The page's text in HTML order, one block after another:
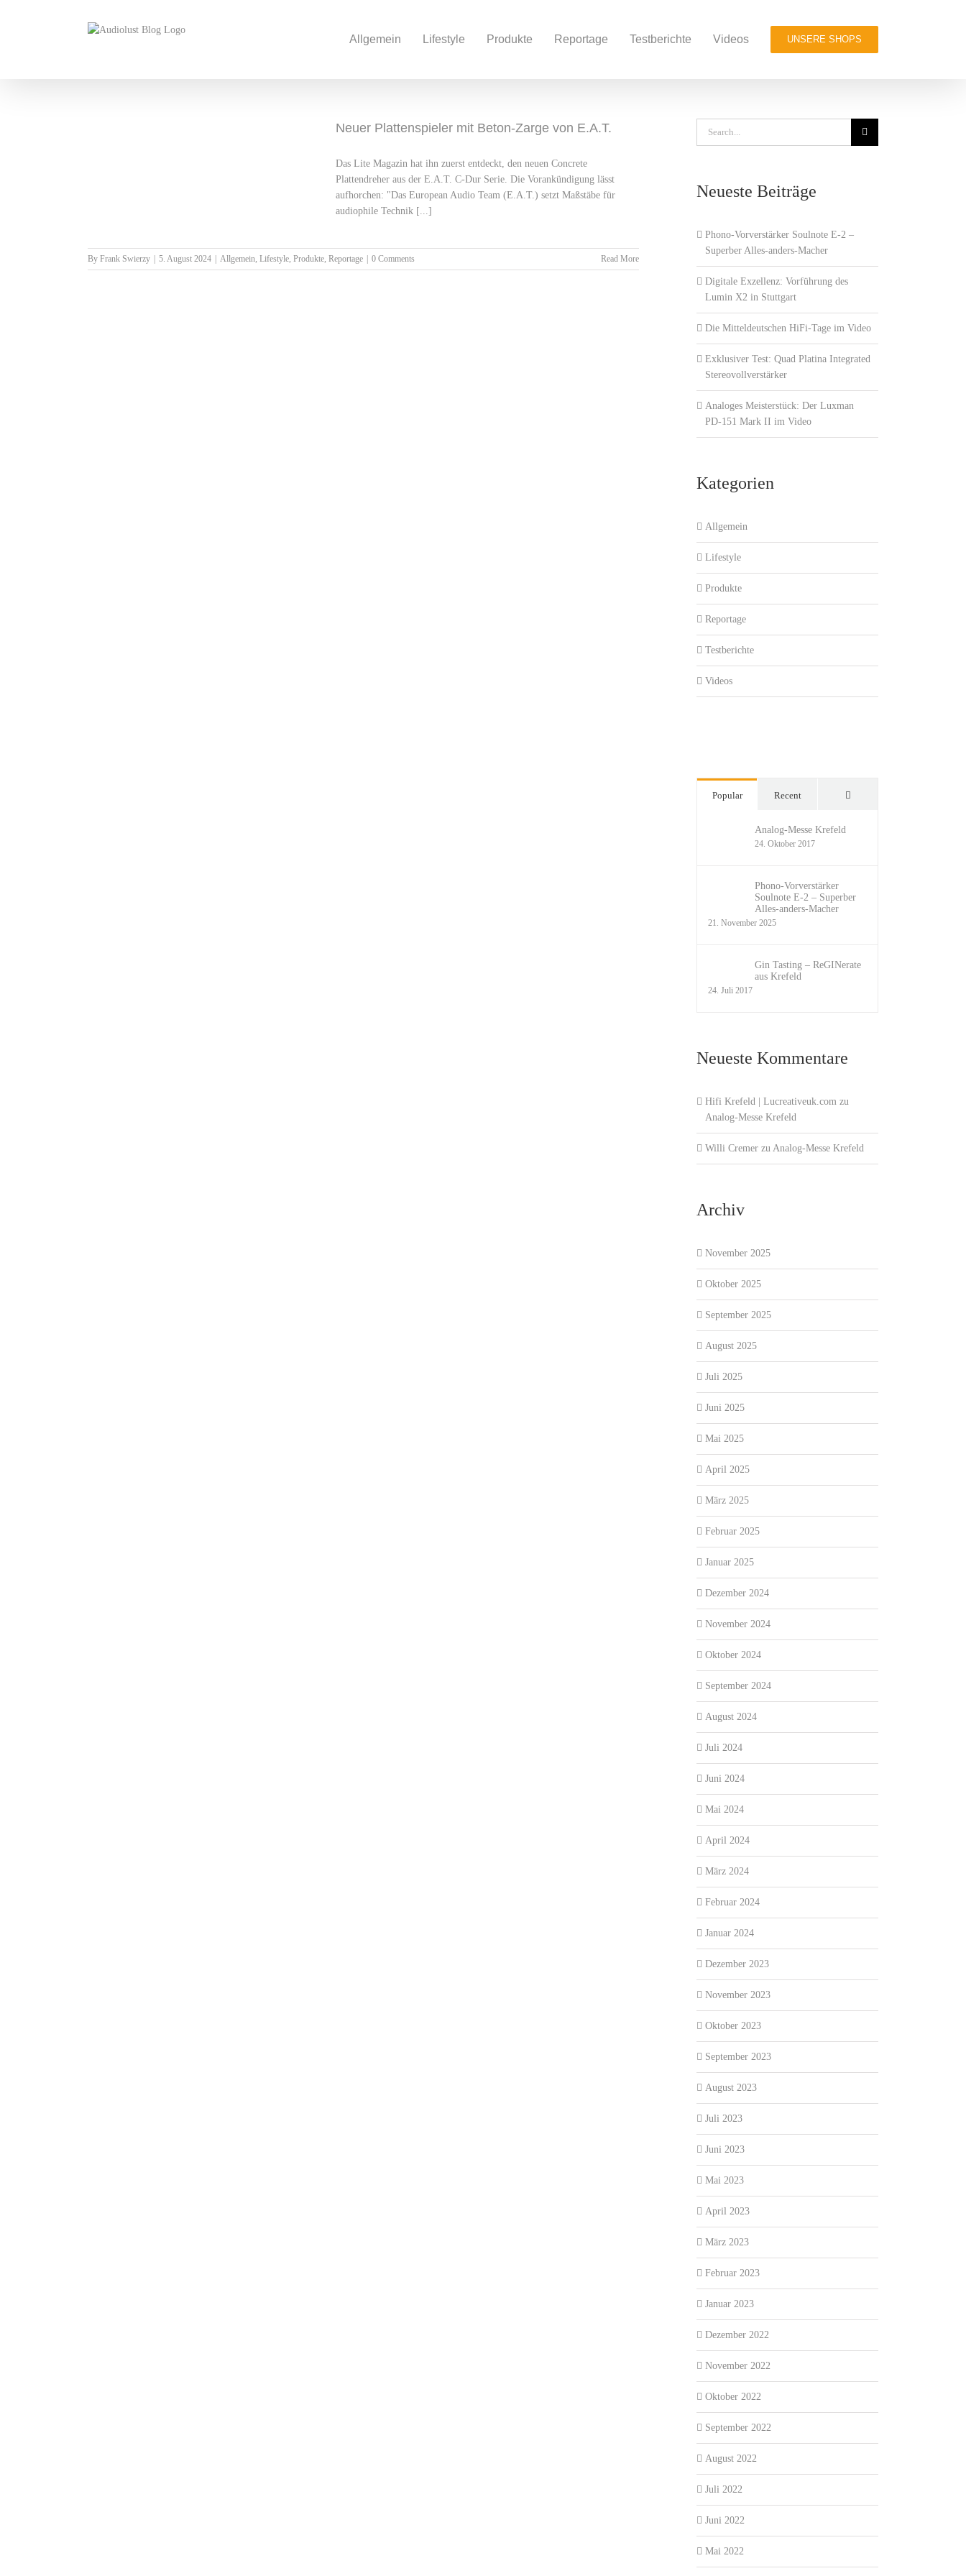
Allgemein Lifestyle Produkte Reportage Testberichte Videos UNSERE SHOPS
Neuer Plattenspieler mit Beton-Zarge von E.A.T.
Das Lite Magazin hat ihn zuerst entdeckt, den neuen Concrete
Plattendreher aus der E.A.T. C-Dur Serie. Die Vorankündigung lässt
aufhorchen: "Das European Audio Team (E.A.T.) setzt Maßstäbe für
audiophile Technik [...]
By Frank Swierzy 5. August 2024 Allgemein, Lifestyle, Produkte, Reportage 0 Comments Read More
Neueste Beiträge
Phono-Vorverstärker Soulnote E-2 –
Superber Alles-anders-Macher
Digitale Exzellenz: Vorführung des
Lumin X2 in Stuttgart
Die Mitteldeutschen HiFi-Tage im Video
Exklusiver Test: Quad Platina Integrated
Stereovollverstärker
Analoges Meisterstück: Der Luxman
PD-151 Mark II im Video
Kategorien
Allgemein
Lifestyle
Produkte
Reportage
Testberichte
Videos
Popular Recent Comments
Analog-Messe Krefeld
24. Oktober 2017
Phono-Vorverstärker
Soulnote E-2 – Superber
Alles-anders-Macher
21. November 2025
Gin Tasting – ReGINerate
aus Krefeld
24. Juli 2017
Neueste Kommentare
Hifi Krefeld | Lucreativeuk.com zu
Analog-Messe Krefeld
Willi Cremer zu Analog-Messe Krefeld
Archiv
November 2025
Oktober 2025
September 2025
August 2025
Juli 2025
Juni 2025
Mai 2025
April 2025
März 2025
Februar 2025
Januar 2025
Dezember 2024
November 2024
Oktober 2024
September 2024
August 2024
Juli 2024
Juni 2024
Mai 2024
April 2024
März 2024
Februar 2024
Januar 2024
Dezember 2023
November 2023
Oktober 2023
September 2023
August 2023
Juli 2023
Juni 2023
Mai 2023
April 2023
März 2023
Februar 2023
Januar 2023
Dezember 2022
November 2022
Oktober 2022
September 2022
August 2022
Juli 2022
Juni 2022
Mai 2022